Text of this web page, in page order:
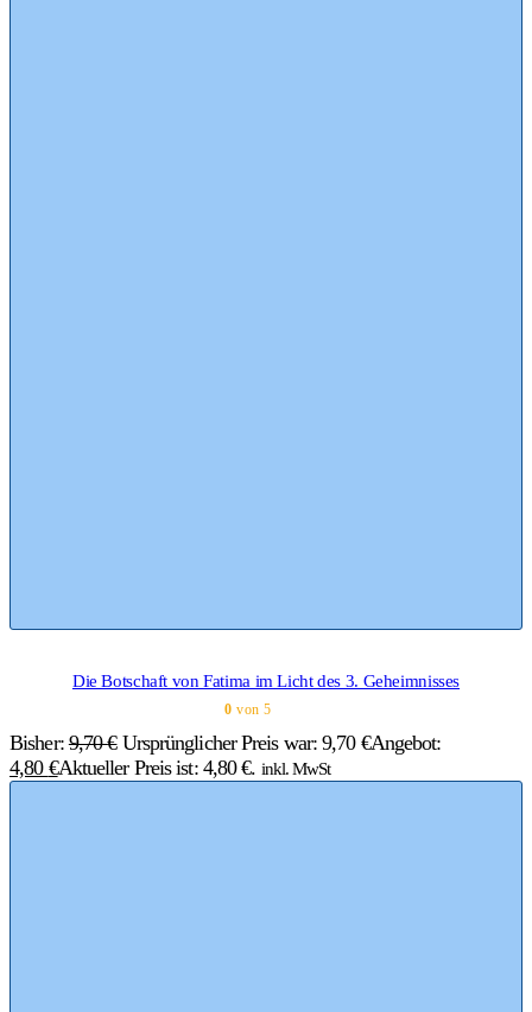
Die Botschaft von Fatima im Licht des 3. Geheimnisses
0 von 5
Bisher: 9,70€ Ursprünglicher Preis war: 9,70 €Angebot:
4,80 €Aktueller Preis ist: 4,80 €. inkl. MwSt